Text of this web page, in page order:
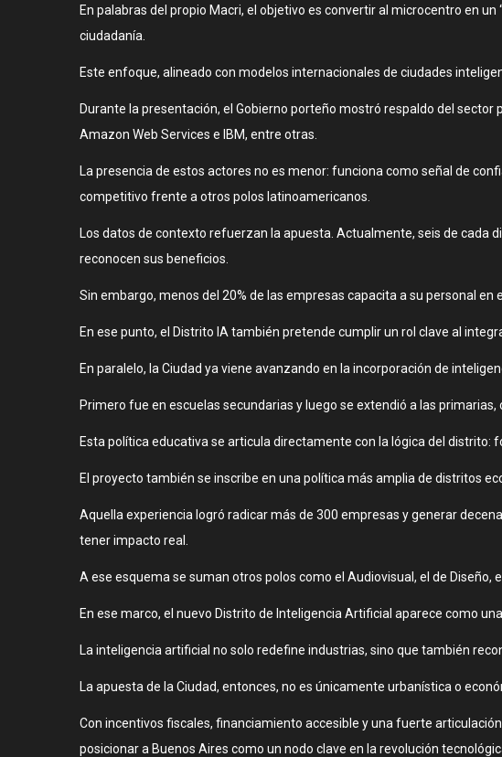
En palabras del propio Macri, el objetivo es convertir al microcentro en
ciudadanía.
Este enfoque, alineado con modelos internacionales de ciudades
Durante la presentación, el Gobierno porteño mostró respaldo del
Amazon Web Services e IBM, entre otras.
La presencia de estos actores no es menor: funciona como señal de
competitivo frente a otros polos latinoamericanos.
Los datos de contexto refuerzan la apuesta. Actualmente, seis de cada
reconocen sus beneficios.
Sin embargo, menos del 20% de las empresas capacita a su personal
En ese punto, el Distrito IA también pretende cumplir un rol clave al
En paralelo, la Ciudad ya viene avanzando en la incorporación de
Primero fue en escuelas secundarias y luego se extendió a las
Esta política educativa se articula directamente con la lógica del
El proyecto también se inscribe en una política más amplia de distritos
Aquella experiencia logró radicar más de 300 empresas y generar
tener impacto real.
A ese esquema se suman otros polos como el Audiovisual, el de Diseño,
En ese marco, el nuevo Distrito de Inteligencia Artificial aparece como
La inteligencia artificial no solo redefine industrias, sino que también
La apuesta de la Ciudad, entonces, no es únicamente urbanística o
Con incentivos fiscales, financiamiento accesible y una fuerte
posicionar a Buenos Aires como un nodo clave en la revolución